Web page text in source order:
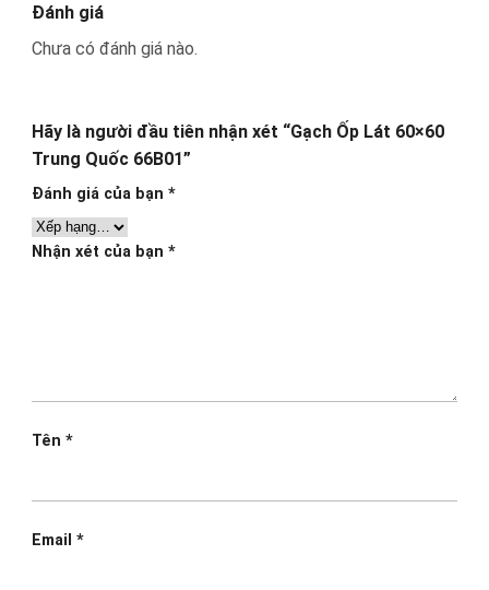
Đánh giá
Chưa có đánh giá nào.
Hãy là người đầu tiên nhận xét “Gạch Ốp Lát 60×60
Trung Quốc 66B01”
Đánh giá của bạn *
Nhận xét của bạn *
Tên *
Email *